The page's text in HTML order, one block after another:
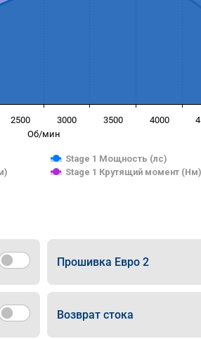
Об/мин
Stage 1 Мощность (лс)
Stage 1 Крутящий момент (Нм)
2500 3000 3500 4000
Прошивка Евро 2
Возврат стока